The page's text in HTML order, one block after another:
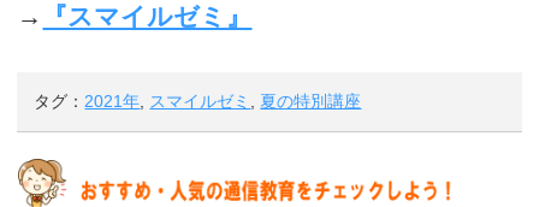
→ 『スマイルゼミ』
タグ： 2021年 スマイルゼミ 夏の特別講座